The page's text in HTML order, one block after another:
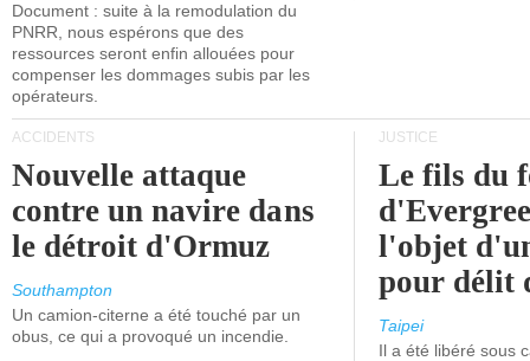
Document : suite à la remodulation du
PNRR, nous espérons que des
ressources seront enfin allouées pour
compenser les dommages subis par les
opérateurs.
ACCIDENTS
Nouvelle attaque
contre un navire dans
le détroit d'Ormuz
Southampton
Un camion-citerne a été touché par un
obus, ce qui a provoqué un incendie.
JUSTICE
Le fils du
l'objet
pour délit
Taipei
Il a été libéré sous